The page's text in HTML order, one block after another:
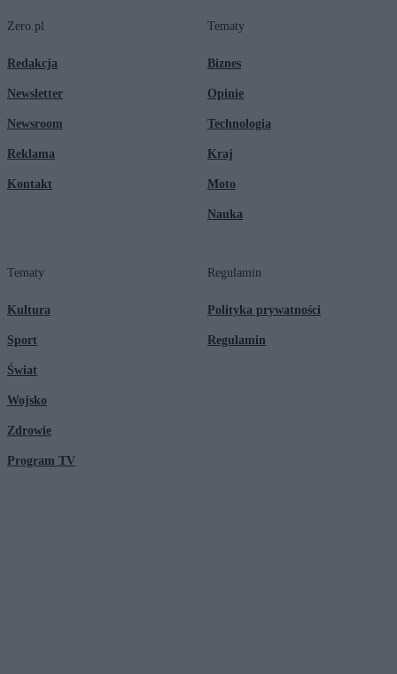
Zero.pl
Redakcja
Newsletter
Newsroom
Reklama
Kontakt
Tematy
Biznes
Opinie
Technologia
Kraj
Moto
Nauka
Tematy
Kultura
Sport
Świat
Wojsko
Zdrowie
Program TV
Regulamin
Polityka prywatności
Regulamin